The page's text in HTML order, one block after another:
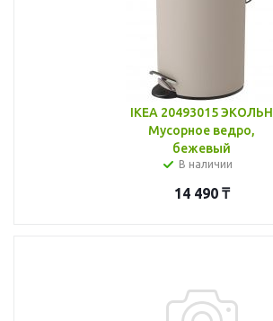
IKEA 20493015 ЭКОЛЬН
Мусорное ведро,
бежевый
В наличии
14 490₸